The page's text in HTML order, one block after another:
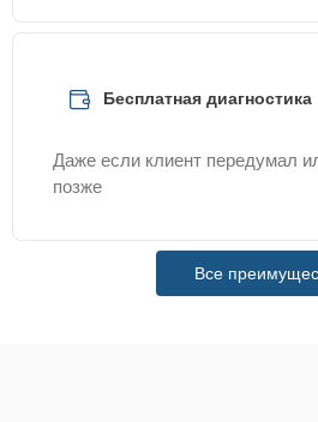
Бесплатная диагностика
Даже если клиент передумал
позже
Все